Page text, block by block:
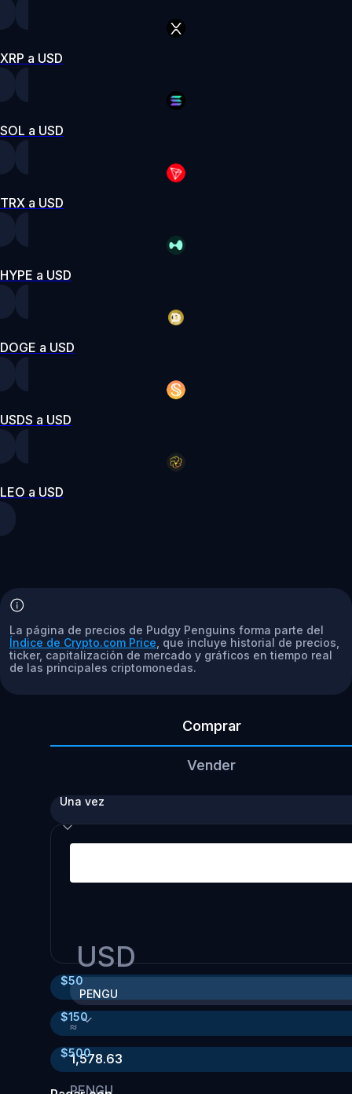
XRP a USD
SOL a USD
TRX a USD
HYPE a USD
DOGE a USD
USDS a USD
LEO a USD
La página de precios de Pudgy Penguins forma parte del
Índice de Crypto.com Price , que incluye historial de precios,
ticker, capitalización de mercado y gráficos en tiempo real
de las principales criptomonedas.
Comprar
Vender
Una vez
USD
PENGU
≈
1,578.63
PENGU
$50
$150
$500